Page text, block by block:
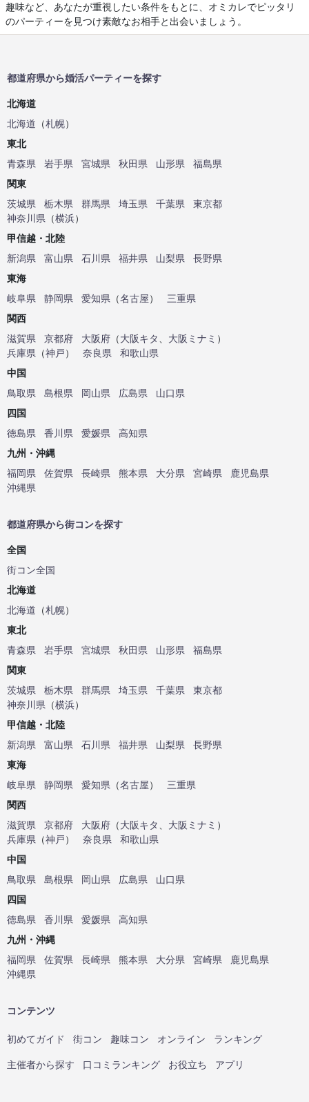
趣味など、あなたが重視したい条件をもとに、オミカレでピッタリ
のパーティーを見つけ素敵なお相手と出会いましょう。
都道府県から婚活パーティーを探す
北海道
北海道 （札幌）
東北
青森県
岩手県 宮城県 秋田県 山形県
福島県
関東
茨城県
栃木県 群馬県 埼玉県 千葉県
東京都
神奈川県 （横浜）
甲信越・北陸
新潟県
富山県 石川県 福井県 山梨県
長野県
東海
岐阜県
静岡県 愛知県 （名古屋）
三重県
関西
滋賀県
京都府 大阪府 （大阪キタ 大阪ミナミ ）
兵庫県 （神戸） 奈良県
和歌山県
中国
鳥取県
島根県 岡山県 広島県
山口県
四国
徳島県
香川県 愛媛県
高知県
九州・沖縄
福岡県
佐賀県 長崎県 熊本県 大分県 宮崎県
鹿児島県
沖縄県
都道府県から街コンを探す
全国
街コン全国
北海道
北海道 （札幌）
東北
青森県
岩手県 宮城県 秋田県 山形県
福島県
関東
茨城県
栃木県 群馬県 埼玉県 千葉県
東京都
神奈川県 （横浜）
甲信越・北陸
新潟県
富山県 石川県 福井県 山梨県
長野県
東海
岐阜県
静岡県 愛知県 （名古屋）
三重県
関西
滋賀県
京都府 大阪府 （大阪キタ 大阪ミナミ ）
兵庫県 （神戸） 奈良県
和歌山県
中国
鳥取県
島根県 岡山県 広島県
山口県
四国
徳島県
香川県 愛媛県
高知県
九州・沖縄
福岡県
佐賀県 長崎県 熊本県 大分県 宮崎県
鹿児島県
沖縄県
コンテンツ
初めてガイド 街コン 趣味コン オンライン ランキング
主催者から探す 口コミランキング お役立ち アプリ